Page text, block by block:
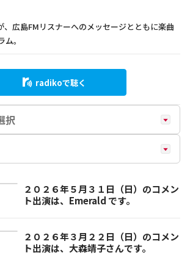
、広島FMリスナーへのメッセージとともに楽曲
。
radikoで聴く
２０２６年５月３１日（日）のコメン
ト出演は、Emerald です。
２０２６年３月２２日（日）のコメン
ト出演は、大森靖子さんです。